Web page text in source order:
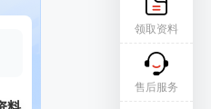
领取资料
售后服务